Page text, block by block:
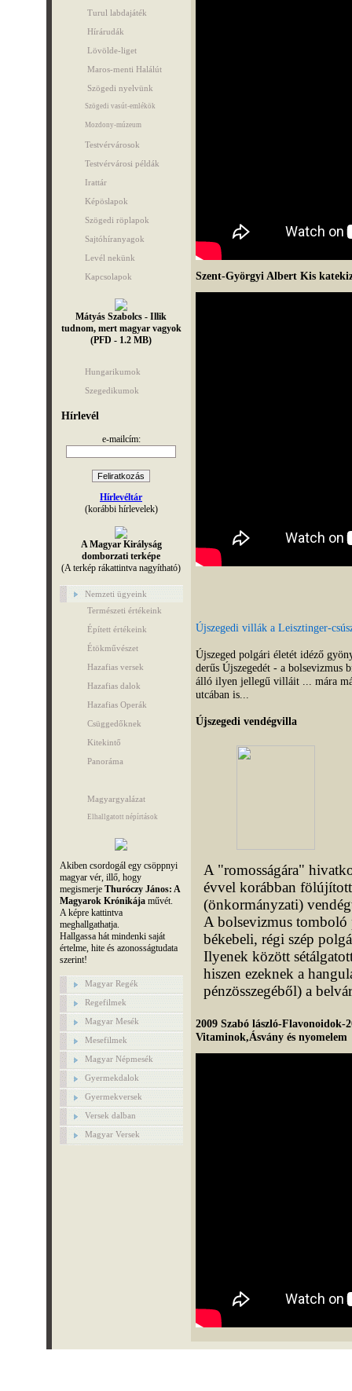
Turul labdajáték
Hírárudák
Lövölde-liget
Maros-menti Halálút
Szögedi nyelvünk
Szögedi vasút-emlékök
Mozdony-múzeum
Testvérvárosok
Testvérvárosi példák
Irattár
Képöslapok
Szögedi röplapok
Sajtóhíranyagok
Levél nekünk
Kapcsolapok
Mátyás Szabolcs - Illik
tudnom, mert magyar vagyok
(PFD - 1.2 MB)
Hungarikumok
Szegedikumok
Hírlevél
e-mailcím:
Hírlevéltár
(korábbi hírlevelek)
A Magyar Királyság
domborzati terképe
(A terkép rákattintva nagyítható)
Nemzeti ügyeink
Természeti értékeink
Épített értékeink
Étökművészet
Hazafias versek
Hazafias dalok
Hazafias Operák
Csüggedőknek
Kitekintő
Panoráma
Magyargyalázat
Elhallgatott népírtások
Akiben csordogál egy csöppnyi
magyar vér, illő, hogy
megismerje Thuróczy János: A
Magyarok Krónikájaművét.
A képre kattintva
meghallgathatja.
Hallgassa hát mindenki saját
értelme, hite és azonosságtudata
szerint!
Magyar Regék
Regefilmek
Magyar Mesék
Mesefilmek
Magyar Népmesék
Gyermekdalok
Gyermekversek
Versek dalban
Magyar Versek
Szent-Györgyi Albert Kis
Újszegedi villák a Leisztinger-
Újszeged polgári életét idéző
derűs Újszegedét - a bolsevizmus
álló ilyen jellegű villáit ... mára
utcában is...
Újszegedi vendégvilla
A "romosságára"
évvel korábban
(önkormányzati)
A bolsevizmus
békebeli, régi szép
Ilyenek között
hiszen ezeknek a
pénzösszegéből) a
2009 Szabó lászló-Flavonoidok-
Vitaminok,Ásvány és nyomelem